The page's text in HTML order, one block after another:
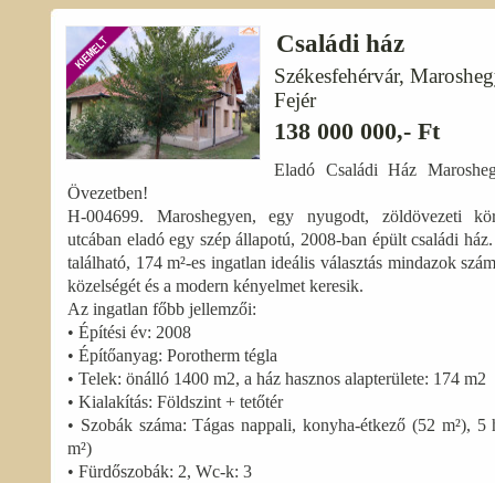
Családi ház
Székesfehérvár,
Fejér
138 000 000,- Ft
Eladó Családi Ház
Övezetben!
H-004699. Maroshegyen, egy nyugodt, zöldövezeti
utcában eladó egy szép állapotú, 2008-ban épült családi
található, 174 m²-es ingatlan ideális választás mindazok
közelségét és a modern kényelmet keresik.
Az ingatlan főbb jellemzői:
• Építési év: 2008
• Építőanyag: Porotherm tégla
• Telek: önálló 1400 m2, a ház hasznos alapterülete: 174 m2
• Kialakítás: Földszint + tetőtér
• Szobák száma: Tágas nappali, konyha-étkező (52 m²), 5
m²)
• Fürdőszobák: 2, Wc-k: 3